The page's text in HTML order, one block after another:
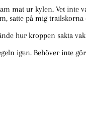
mat ur kylen. Vet
satte på mig trailskorna
hur kroppen sakta
igen. Behöver inte